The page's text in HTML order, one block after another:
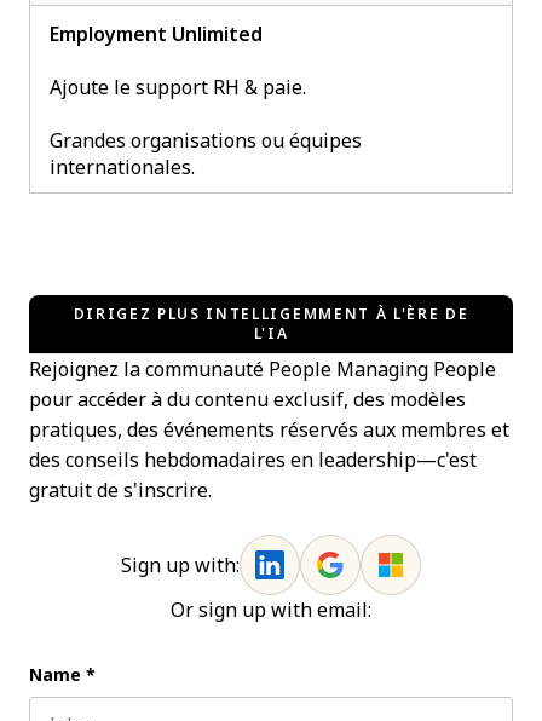
Employment Unlimited
Ajoute le support RH & paie.
Grandes organisations ou équipes
internationales.
DIRIGEZ PLUS INTELLIGEMMENT À L'ÈRE DE
L'IA
Rejoignez la communauté People Managing People
pour accéder à du contenu exclusif, des modèles
pratiques, des événements réservés aux membres et
des conseils hebdomadaires en leadership—c'est
gratuit de s'inscrire.
Sign up with:
Or sign up with email:
Name *